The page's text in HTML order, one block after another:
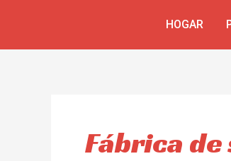
HOGAR
Fábrica